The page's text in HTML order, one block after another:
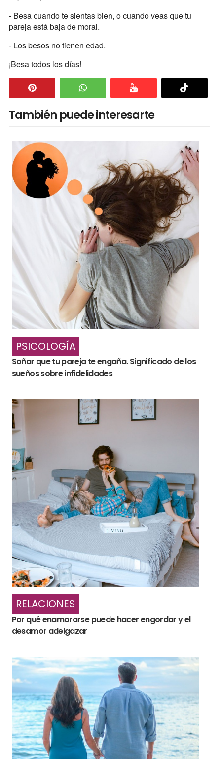
- Besa cuando te sientas bien, o cuando veas que tu
pareja está baja de moral.
- Los besos no tienen edad.
¡Besa todos los días!
También puede interesarte
PSICOLOGÍA
Soñar que tu pareja te engaña. Significado de los
sueños sobre infidelidades
RELACIONES
Por qué enamorarse puede hacer engordar y el
desamor adelgazar